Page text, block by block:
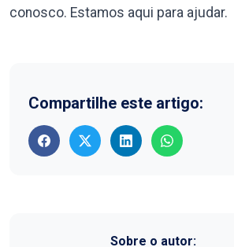
conosco. Estamos aqui para ajudar.
Compartilhe este artigo:
Sobre o autor: